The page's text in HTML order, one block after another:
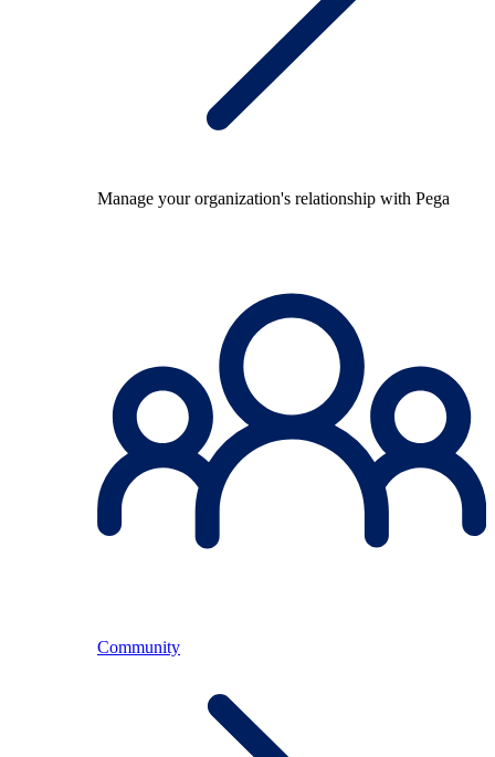
Manage your organization's relationship with Pega
Community